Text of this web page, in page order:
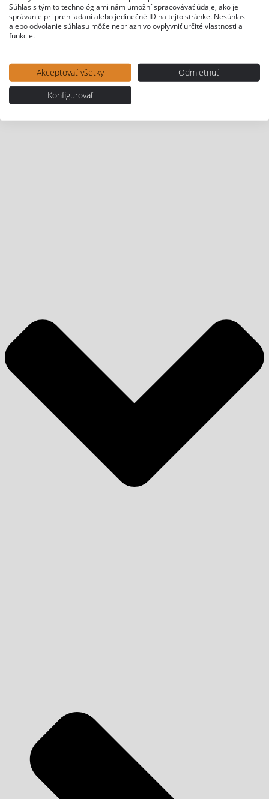
Súhlas s týmito technológiami nám umožní spracovávať údaje, ako je
správanie pri prehliadaní alebo jedinečné ID na tejto stránke. Nesúhlas
alebo odvolanie súhlasu môže nepriaznivo ovplyvniť určité vlastnosti a
funkcie.
Akceptovať všetky
Odmietnuť
Konfigurovať